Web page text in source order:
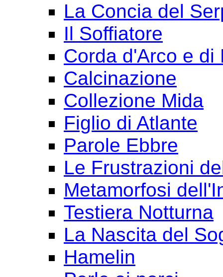
La Concia del
Il Soffiatore
Corda d'Arco e di
Calcinazione
Collezione Mida
Figlio di Atlante
Parole Ebbre
Le Frustrazioni
Metamorfosi
Testiera Notturna
La Nascita del
Hamelin